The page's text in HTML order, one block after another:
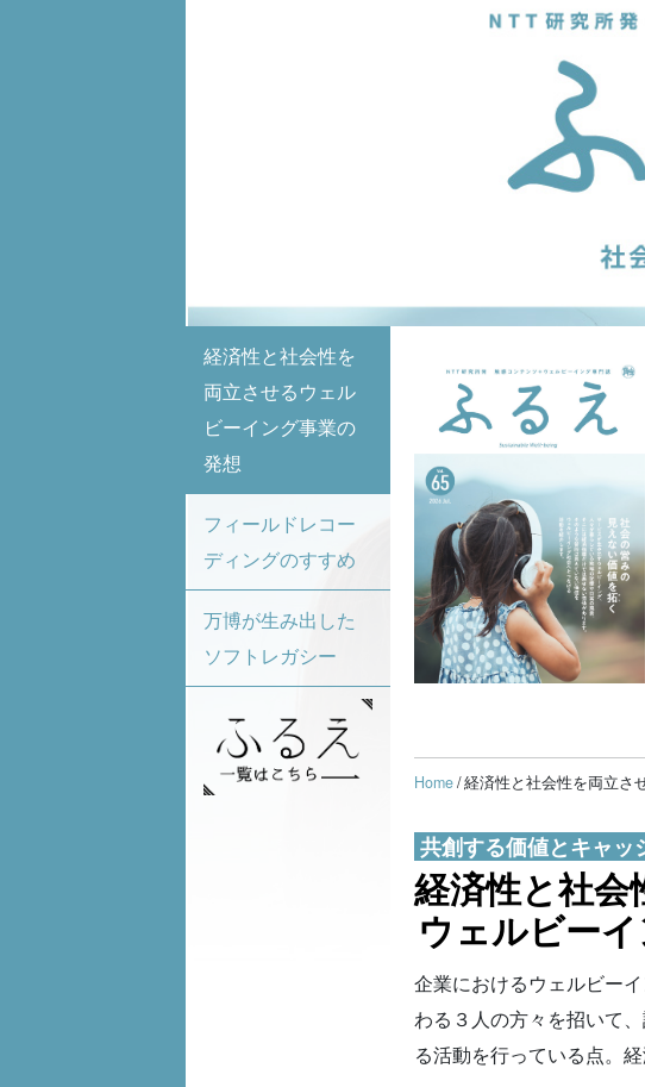
経済性と社会性を
両立させるウェル
ビーイング事業の
発想
フィールドレコー
ディングのすすめ
万博が生み出した
ソフトレガシー
Home/ 経済性と社会性を両立さ
共創する価値とキャッ
経済性と社会
ウェルビー
企業におけるウェルビー
わる３人の方々を招いて
る活動を行っている点。